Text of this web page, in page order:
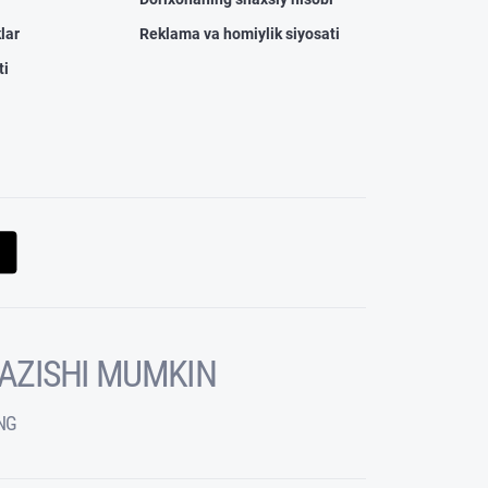
Reklama va homiylik siyosati
MUMKIN